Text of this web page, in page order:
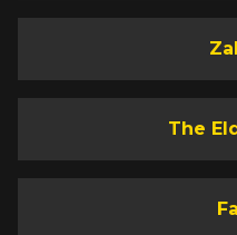
The